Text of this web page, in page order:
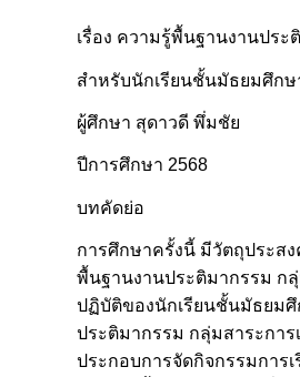
เรื่อง ความรู้พื้นฐานงานประ
สำหรับนักเรียนชั้นมัธยมศึกษ
ผู้ศึกษา สุดาวดี พึ่มชัย
ปีการศึกษา 2568
บทคัดย่อ
การศึกษาครั้งนี้ มีวัตถุประส
พื้นฐานงานประติมากรรม ก
ปฏิบัติของนักเรียนชั้นมัธยมศึ
ประติมากรรม กลุ่มสาระการ
ประกอบการจัดกิจกรรมการ